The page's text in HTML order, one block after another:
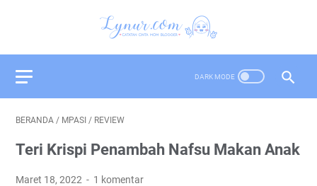
BERANDA / MPASI / REVIEW
Teri Krispi Penambah Nafsu Makan Anak
Maret 18, 2022 1 komentar